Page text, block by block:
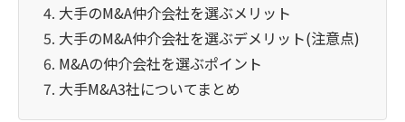
大手のM&A仲介会社を選ぶメリット
大手のM&A仲介会社を選ぶデメリット(注意点)
M&Aの仲介会社を選ぶポイント
大手M&A3社についてまとめ